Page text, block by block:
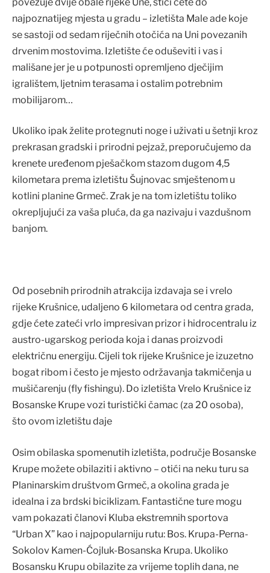
najpoznatijeg mjesta u gradu – izletišta Male ade koje
se sastoji od sedam riječnih otočića na Uni povezanih
drvenim mostovima. Izletište će oduševiti i vas i
mališane jer je u potpunosti opremljeno dječijim
igralištem, ljetnim terasama i ostalim potrebnim
mobilijarom…
Ukoliko ipak želite protegnuti noge i uživati u šetnji kroz
prekrasan gradski i prirodni pejzaž, preporučujemo da
krenete uređenom pješačkom stazom dugom 4,5
kilometara prema izletištu Šujnovac smještenom u
kotlini planine Grmeč. Zrak je na tom izletištu toliko
okrepljujući za vaša pluća, da ga nazivaju i vazdušnom
banjom.
Od posebnih prirodnih atrakcija izdavaja se i vrelo
rijeke Krušnice, udaljeno 6 kilometara od centra grada,
gdje ćete zateći vrlo impresivan prizor i hidrocentralu iz
austro-ugarskog perioda koja i danas proizvodi
električnu energiju. Cijeli tok rijeke Krušnice je izuzetno
bogat ribom i često je mjesto održavanja takmičenja u
mušičarenju (fly fishingu). Do izletišta Vrelo Krušnice iz
Bosanske Krupe vozi turistički čamac (za 20 osoba),
što ovom izletištu daje
Osim obilaska spomenutih izletišta, područje Bosanske
Krupe možete obilaziti i aktivno – otići na neku turu sa
Planinarskim društvom Grmeč, a okolina grada je
idealna i za brdski biciklizam. Fantastične ture mogu
vam pokazati članovi Kluba ekstremnih sportova
“Urban X” kao i najpopularniju rutu: Bos. Krupa-Perna-
Sokolov Kamen-Ćojluk-Bosanska Krupa. Ukoliko
Bosansku Krupu obilazite za vrijeme toplih dana, ne